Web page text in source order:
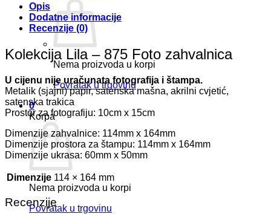
Nema proizvoda u korpi
Povratak u trgovinu
0
Korpa
Nema proizvoda u korpi
Povratak u trgovinu
Opis
Dodatne informacije
Recenzije (0)
Kolekcija Lila – 875 Foto zahvalnica
U cijenu nije uračunata fotografija i štampa.
Metalik (sjajni) papir, satenska mašna, akrilni cvjetić,
satenska trakica
Prostor za fotografiju: 10cm x 15cm
Dimenzije zahvalnice: 114mm x 164mm
Dimenzije prostora za štampu: 114mm x 164mm
Dimenzije ukrasa: 60mm x 50mm
Dimenzije 114 × 164 mm
Recenzije